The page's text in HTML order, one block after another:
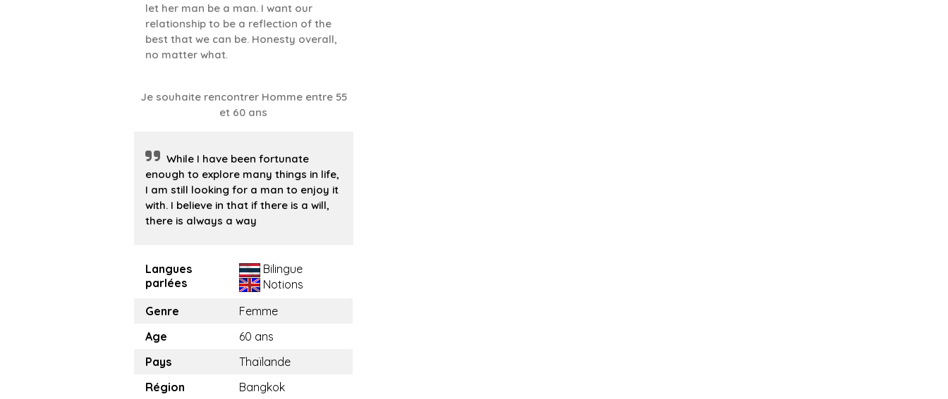
let her man be a man. I want our
relationship to be a reflection of the
best that we can be. Honesty overall,
no matter what.
Je souhaite rencontrer Homme entre 55
et 60 ans
While I have been fortunate
enough to explore many things in life,
I am still looking for a man to enjoy it
with. I believe in that if there is a will,
there is always a way
Langues
parlées
Bilingue
Notions
Genre
Femme
Age
60 ans
Pays
Thaïlande
Région
Bangkok